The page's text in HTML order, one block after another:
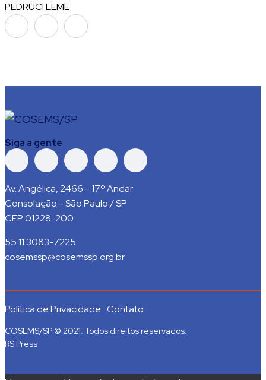
PEDRUCI LEME
Siga a gente
Av. Angélica, 2466 - 17º Andar
Consolação - São Paulo / SP
CEP 01228-200
55 11 3083-7225
cosemssp@cosemssp.org.br
Política de Privacidade Contato
COSEMS/SP © 2021. Todos direitos reservados.
RS Press